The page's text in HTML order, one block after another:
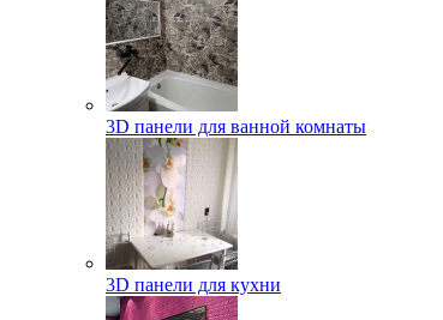
3D панели для ванной комнаты
3D панели для кухни